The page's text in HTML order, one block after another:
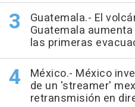
Guatemala.- El
Guatemala
las primeras
México.- México
de un 'streamer'
retransmisión en